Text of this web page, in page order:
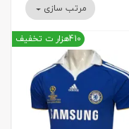
مرتب سازی
410هزار ت تخفیف